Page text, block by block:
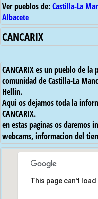
Ver pueblos de:Castilla-La
Albacete
CANCARIX
CANCARIX es un pueblo de
comunidad de Castilla-La
Hellin.
Aqui os dejamos toda la
CANCARIX.
en estas paginas os daremos
webcams, informacion del
This page can't